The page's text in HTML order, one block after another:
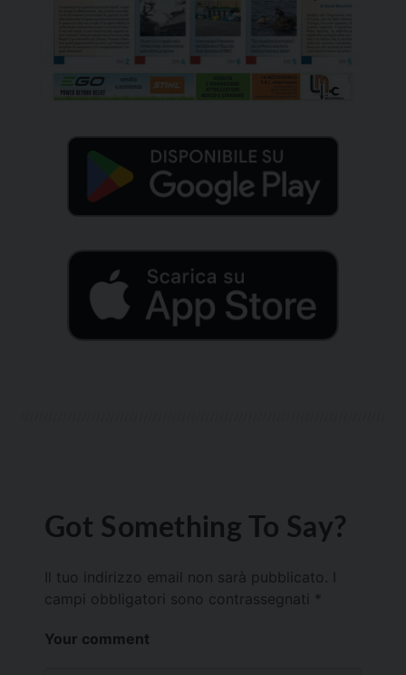
Got Something To Say?
Il tuo indirizzo email non sarà pubblicato.
campi obbligatori sono contrassegnati *
Your comment